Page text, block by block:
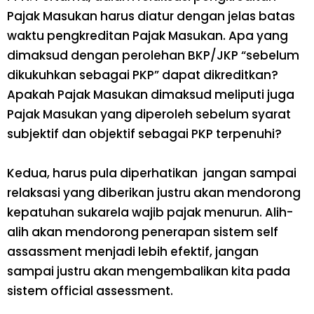
Pajak Masukan harus diatur dengan jelas batas
waktu pengkreditan Pajak Masukan. Apa yang
dimaksud dengan perolehan BKP/JKP “sebelum
dikukuhkan sebagai PKP” dapat dikreditkan?
Apakah Pajak Masukan dimaksud meliputi juga
Pajak Masukan yang diperoleh sebelum syarat
subjektif dan objektif sebagai PKP terpenuhi?
Kedua, harus pula diperhatikan jangan sampai
relaksasi yang diberikan justru akan mendorong
kepatuhan sukarela wajib pajak menurun. Alih-
alih akan mendorong penerapan sistem self
assassment menjadi lebih efektif, jangan
sampai justru akan mengembalikan kita pada
sistem official assessment.